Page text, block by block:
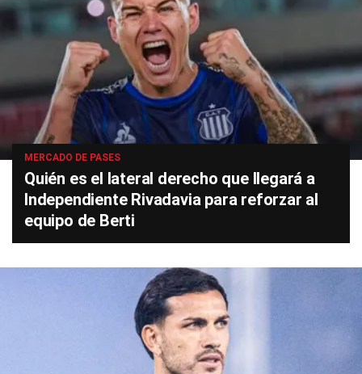
MERCADO DE PASES
Quién es el lateral derecho que llegará a
Independiente Rivadavia para reforzar al
equipo de Berti